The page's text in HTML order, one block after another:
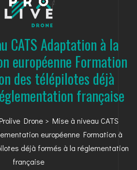
CATS Adaptation à la
européenne Formation
des télépilotes déjà
française
Drone > Mise à niveau CATS
européenne Formation à
déjà formés à la réglementation
française